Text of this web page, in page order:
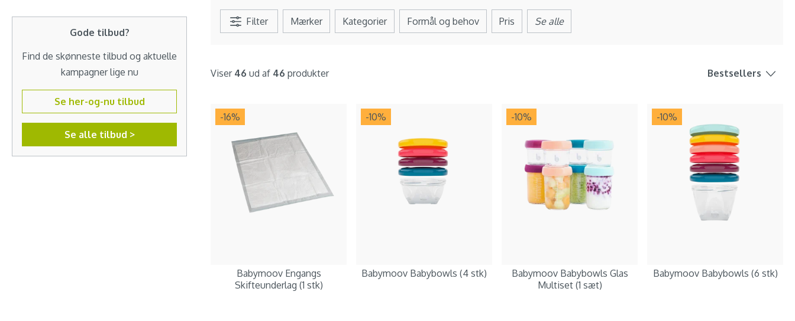
Gode tilbud?
Find de skønneste tilbud og aktuelle
kampagner lige nu
Se her-og-nu tilbud
Se alle tilbud >
Filter Mærker Kategorier Formål og behov Pris Se alle
Viser 46 ud af 46 produkter Bestsellers
-16%
Babymoov Engangs
Skifteunderlag (1 stk)
-10%
Babymoov Babybowls (4 stk)
-10%
Babymoov Babybowls Glas
Multiset (1 sæt)
-10%
Babymoov Babybowls (6 stk)